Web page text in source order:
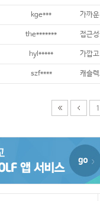
kge*** 가까
the******* 접근
hyl***** 가깝
szf**** 캐슬
1